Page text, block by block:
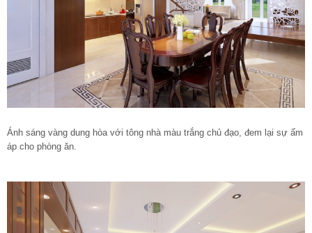
Ánh sáng vàng dung hòa với tông nhà màu trắng chủ đạo, đem lại sự ấm
áp cho phòng ăn.